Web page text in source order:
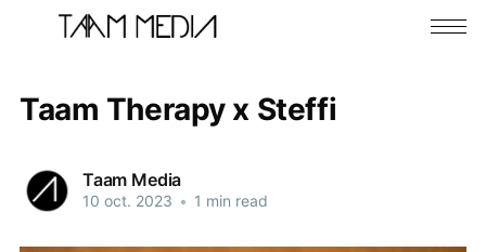
Taam Therapy x Steffi
Taam Media
10 oct. 2023 • 1 min read